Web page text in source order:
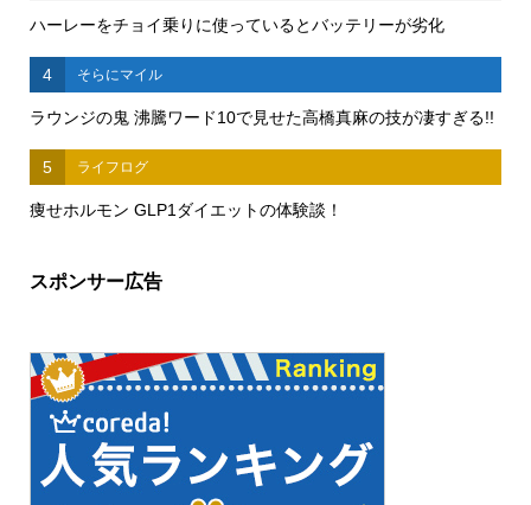
ハーレーをチョイ乗りに使っているとバッテリーが劣化
4 そらにマイル
ラウンジの鬼 沸騰ワード10で見せた高橋真麻の技が凄すぎる!!
5 ライフログ
痩せホルモン GLP1ダイエットの体験談！
スポンサー広告